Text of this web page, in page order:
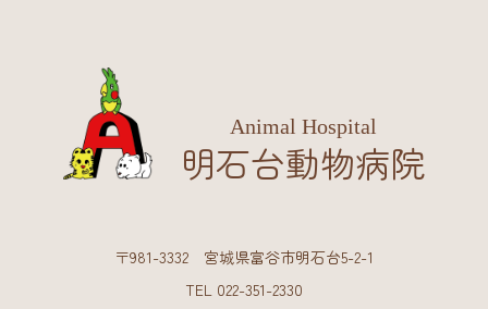
Animal Hospital
明石台動物病院
〒981-3332 宮城県富谷市明石台5-2-1
TEL 022-351-2330